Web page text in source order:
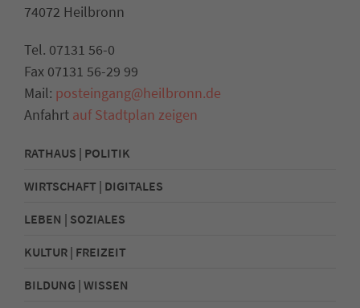
74072 Heilbronn
Tel. 07131 56-0
Fax 07131 56-29 99
Mail: posteingang@heilbronn.de
Anfahrt auf Stadtplan zeigen
RATHAUS | POLITIK
WIRTSCHAFT | DIGITALES
LEBEN | SOZIALES
KULTUR | FREIZEIT
BILDUNG | WISSEN